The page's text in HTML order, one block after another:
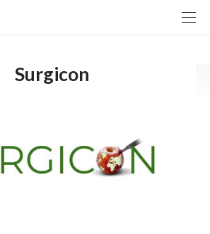
Surgicon